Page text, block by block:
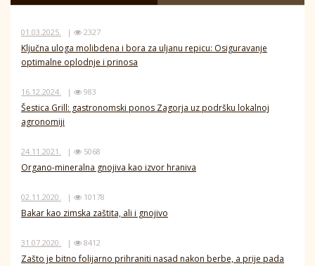
01.03.2025. | 2327
Ključna uloga molibdena i bora za uljanu repicu: Osiguravanje
optimalne oplodnje i prinosa
16.12.2024. | 983
Šestica Grill: gastronomski ponos Zagorja uz podršku lokalnoj
agronomiji
24.11.2021. | 5068
Organo-mineralna gnojiva kao izvor hraniva
02.11.2020. | 10178
Bakar kao zimska zaštita, ali i gnojivo
31.07.2020. | 8412
Zašto je bitno folijarno prihraniti nasad nakon berbe, a prije pada